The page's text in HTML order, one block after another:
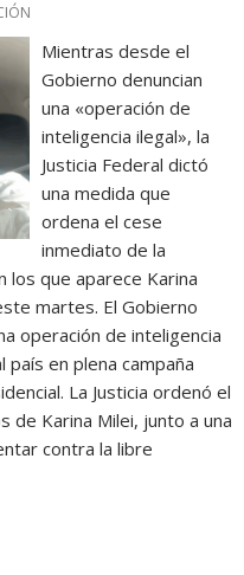
Mientras desde el
Gobierno denuncian
una «operación de
inteligencia ilegal», la
Justicia Federal dictó
una medida que
ordena el cese
inmediato de la
los que aparece Karina
martes. El Gobierno
operación de inteligencia
en plena campaña
La Justicia ordenó el
de Karina Milei, junto a una
contra la libre